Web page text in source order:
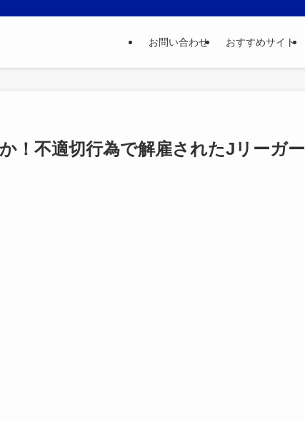
お問い合わせ おすすめサイト
！不適切行為で解雇されたJリーガー